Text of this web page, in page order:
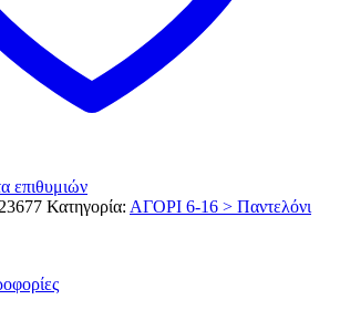
επιθυμιών
23677 Κατηγορία: ΑΓΟΡΙ 6-16 > Παντελόνι